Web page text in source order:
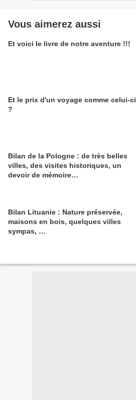
Vous aimerez aussi
Et voici le livre de notre aventure !!!
Et le prix d'un voyage comme celui-ci
?
Bilan de la Pologne : de très belles
villes, des visites historiques, un
devoir de mémoire…
Bilan Lituanie : Nature préservée,
maisons en bois, quelques villes
sympas, …